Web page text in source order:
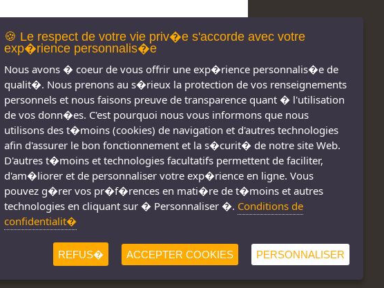
Copyright © Tous droits réservés 2011-
2026
Nous joindre
Conditions d'utilisation
Consignes de sécurité
🍪 Le respect de votre vie priv�e s'accorde avec votre
exp�rience personnalis�e
Nous avons � coeur de vous offrir une exp�rience personnalis�e de
qualit�. Nous prenons au s�rieux la protection de vos renseignements
personnels et nous faisons preuve de transparence quant � l'utilisation
de vos donn�es. C'est pourquoi nous vous informons que nous
utilisons des t�moins (cookies) de navigation et d'autres technologies
afin d'assurer le bon fonctionnement et la s�curit� de notre site Web.
D'autres t�moins et technologies facultatifs permettent de faciliter,
d'am�liorer et de personnaliser votre exp�rience en ligne. Vous
pouvez g�rer vos pr�f�rences en mati�re de t�moins et autres
technologies en cliquant sur � Personnaliser �. Conditions de
confidentialit�
REFUS� ACCEPTER COOKIES PERSONNALISER